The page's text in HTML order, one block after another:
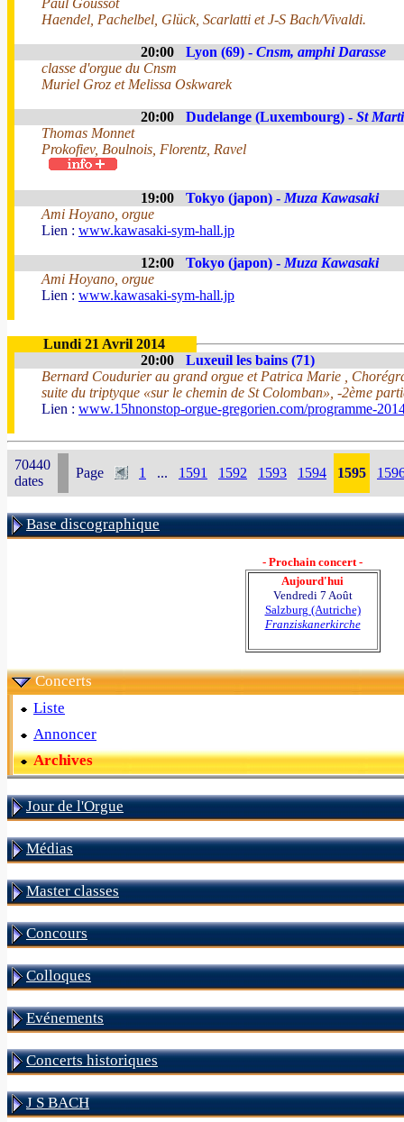
Paul Goussot
Haendel, Pachelbel, Glück, Scarlatti et J-S Bach/Vivaldi.
20:00 Lyon (69) - Cnsm, amphi Darasse
classe d'orgue du Cnsm
Muriel Groz et Melissa Oskwarek
20:00 Dudelange (Luxembourg) - St
Thomas Monnet
Prokofiev, Boulnois, Florentz, Ravel
19:00 Tokyo (japon) - Muza Kawasaki
Ami Hoyano, orgue
Lien : www.kawasaki-sym-hall.jp
12:00 Tokyo (japon) - Muza Kawasaki
Ami Hoyano, orgue
Lien : www.kawasaki-sym-hall.jp
Lundi 21 Avril 2014
20:00
Luxeuil les bains (71)
Bernard Coudurier au grand orgue et Patrica Marie ,
suite du triptyque «sur le chemin de St Colomban», -2ème
Lien : www.15hnonstop-orgue-gregorien.com/programme-
70440
dates
Page 1 ... 1591 1592 1593 1594 1595
Base discographique
- Prochain concert -
Aujourd'hui
Vendredi 7 Août
Salzburg (Autriche)
Franziskanerkirche
Concerts
Liste
Annoncer
Archives
Jour de l'Orgue
Médias
Master classes
Concours
Colloques
Evénements
Concerts historiques
J S BACH